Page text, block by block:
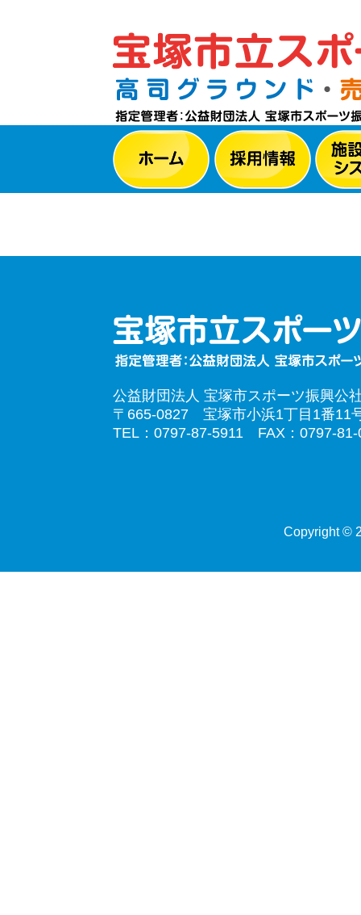
公益財団法人 宝塚市スポーツ振興公
〒665-0827 宝塚市小浜1丁目1番11
TEL：0797-87-5911 FAX：0797-81-
Copyright ©